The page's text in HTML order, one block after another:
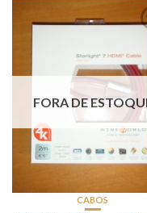
FORA DE
CABOS